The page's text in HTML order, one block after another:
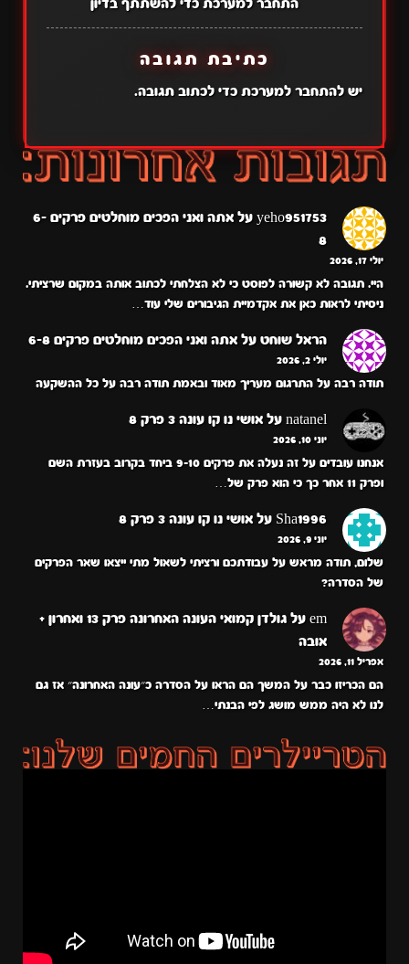
התחבר למערכת כדי להשתתף בדיון
כתיבת תגובה
יש להתחבר למערכתכדי לכתוב תגובה.
yeho951753 על
אתה ואני הפכים מוחלטים פרקים 6-
8
יולי 17, 2026
היי. תגובה לא קשורה לפוסט כי לא הצלחתי לכתוב אותה במקום שרציתי.
ניסיתי לראות כאן את אקדמיית הגיבורים שלי עוד…
הראל שוחט על אתה ואני הפכים מוחלטים פרקים 6-8
יולי 2, 2026
תודה רבה על התרגום מעריך מאוד ובאמת תודה רבה על כל ההשקעה
natanel על אושי נו קו עונה 3 פרק 8
יוני 10, 2026
אנחנו עובדים על זה נעלה את פרקים 9-10 ביחד בקרוב בעזרת השם
ופרק 11 אחר כך כי הוא פרק של…
Sha1996 על אושי נו קו עונה 3 פרק 8
יוני 9, 2026
שלום, תודה מראש על עבודתכם ורציתי לשאול מתי ייצאו שאר הפרקים
של הסדרה?
em על
גולדן קמואי העונה האחרונה פרק 13 ואחרון +
אובה
אפריל 11, 2026
הם הכריזו כבר על המשך הם הראו על הסדרה כ״עונה האחרונה״ אז גם
לנו לא היה ממש מושג לפי הבנתי…